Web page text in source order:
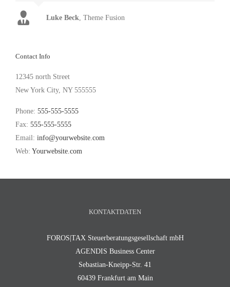
Luke Beck Theme Fusion
Contact Info
12345 north Street
New York City, NY 555555
Phone: 555-555-5555
Fax: 555-555-5555
Email: info@yourwebsite.com
Web: Yourwebsite.com
KONTAKTDATEN
FOROS|TAX Steuerberatungsgesellschaft mbH
AGENDIS Business Center
Sebastian-Kneipp-Str. 41
60439 Frankfurt am Main